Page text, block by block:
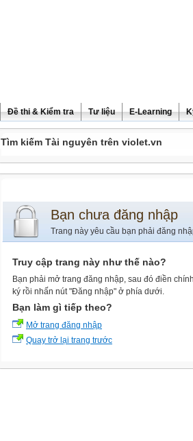
Đề thi & Kiểm tra Tư liệu E-Learning
Tìm kiếm Tài nguyên trên violet.vn
Bạn chưa đăng nhập
Trang này yêu cầu bạn phải đăng
Truy cập trang này như thế nào?
Bạn phải mở trang đăng nhập, sau đó điền
ký rồi nhấn nút "Đăng nhập" ở phía dưới.
Bạn làm gì tiếp theo?
Mở trang đăng nhập
Quay trở lại trang trước